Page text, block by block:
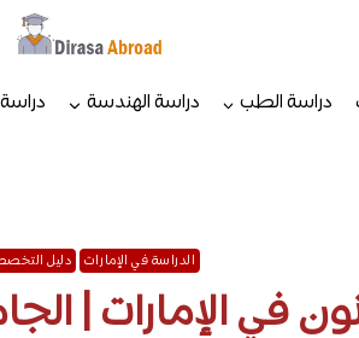
دراسة الطب دراسة الهندسة
الدراسة في الإمارات دليل
في الإمارات |